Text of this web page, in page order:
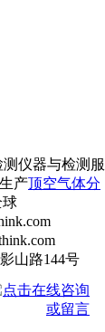
仪器与检测服
产顶空气体分
球
山路144号